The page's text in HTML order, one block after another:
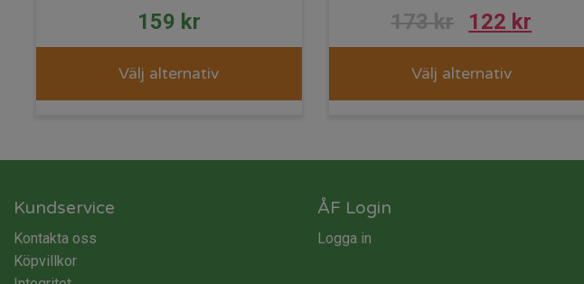
159 kr
Välj alternativ
173kr 122 kr
Välj alternativ
Kundservice
Kontakta oss
Köpvillkor
ÅF Login
Logga in